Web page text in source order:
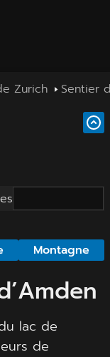
Zurich Sentier
Montagne
lac de
de